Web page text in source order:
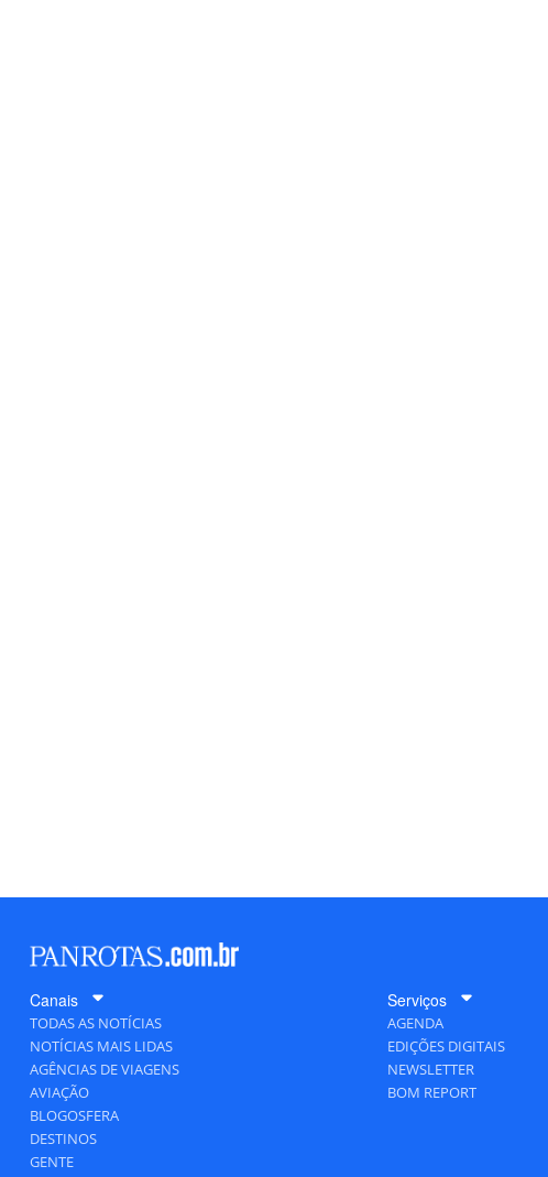
Canais
TODAS AS NOTÍCIAS
NOTÍCIAS MAIS LIDAS
AGÊNCIAS DE VIAGENS
AVIAÇÃO
BLOGOSFERA
DESTINOS
GENTE
Serviços
AGENDA
EDIÇÕES DIGITAIS
NEWSLETTER
BOM REPORT